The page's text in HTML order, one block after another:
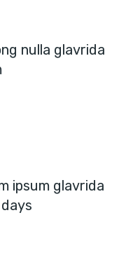
nulla glavrida
ipsum glavrida